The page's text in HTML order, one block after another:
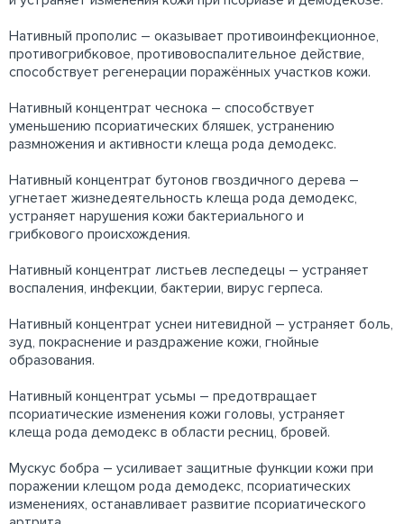
Нативный прополис – оказывает противоинфекционное,
противогрибковое, противовоспалительное действие,
способствует регенерации поражённых участков кожи.
Нативный концентрат чеснока – способствует
уменьшению псориатических бляшек, устранению
размножения и активности клеща рода демодекс.
Нативный концентрат бутонов гвоздичного дерева –
угнетает жизнедеятельность клеща рода демодекс,
устраняет нарушения кожи бактериального и
грибкового происхождения.
Нативный концентрат листьев леспедецы – устраняет
воспаления, инфекции, бактерии, вирус герпеса.
Нативный концентрат уснеи нитевидной – устраняет боль,
зуд, покраснение и раздражение кожи, гнойные
образования.
Нативный концентрат усьмы – предотвращает
псориатические изменения кожи головы, устраняет
клеща рода демодекс в области ресниц, бровей.
Мускус бобра – усиливает защитные функции кожи при
поражении клещом рода демодекс, псориатических
изменениях, останавливает развитие псориатического